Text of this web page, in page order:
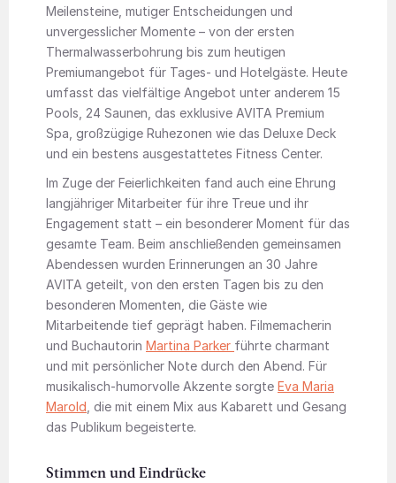
Meilensteine, mutiger Entscheidungen und
unvergesslicher Momente – von der ersten
Thermalwasserbohrung bis zum heutigen
Premiumangebot für Tages- und Hotelgäste. Heute
umfasst das vielfältige Angebot unter anderem 15
Pools, 24 Saunen, das exklusive AVITA Premium
Spa, großzügige Ruhezonen wie das Deluxe Deck
und ein bestens ausgestattetes Fitness Center.
Im Zuge der Feierlichkeiten fand auch eine Ehrung
langjähriger Mitarbeiter für ihre Treue und ihr
Engagement statt – ein besonderer Moment für das
gesamte Team. Beim anschließenden gemeinsamen
Abendessen wurden Erinnerungen an 30 Jahre
AVITA geteilt, von den ersten Tagen bis zu den
besonderen Momenten, die Gäste wie
Mitarbeitende tief geprägt haben. Filmemacherin
und Buchautorin Martina Parker führte charmant
und mit persönlicher Note durch den Abend. Für
musikalisch-humorvolle Akzente sorgte Eva Maria
Marold , die mit einem Mix aus Kabarett und Gesang
das Publikum begeisterte.
Stimmen und Eindrücke